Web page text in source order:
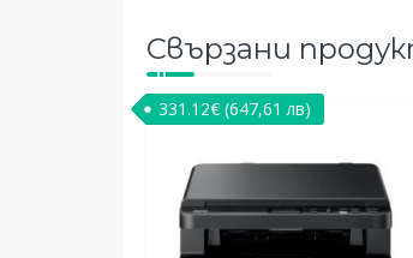
Свързани
331.12€ (647,61 лв)